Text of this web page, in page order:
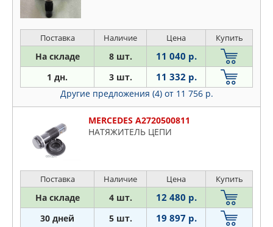
Поставка Наличие Цена Купить
На складе 8 шт. 11 040 р.
1 дн. 3 шт. 11 332 р.
Другие предложения (4) от 11 756 р.
MERCEDES A2720500811
НАТЯЖИТЕЛЬ ЦЕПИ
Поставка Наличие Цена Купить
На складе 4 шт. 12 480 р.
30 дней 5 шт. 19 897 р.